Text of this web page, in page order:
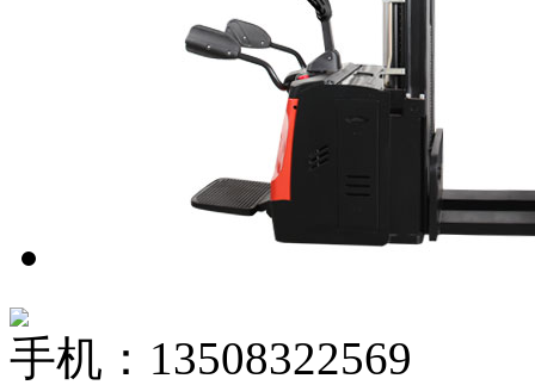
手机：13508322569